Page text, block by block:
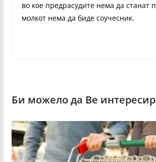
во кое предрасудите нема да станат
молкот нема да биде соучесник.